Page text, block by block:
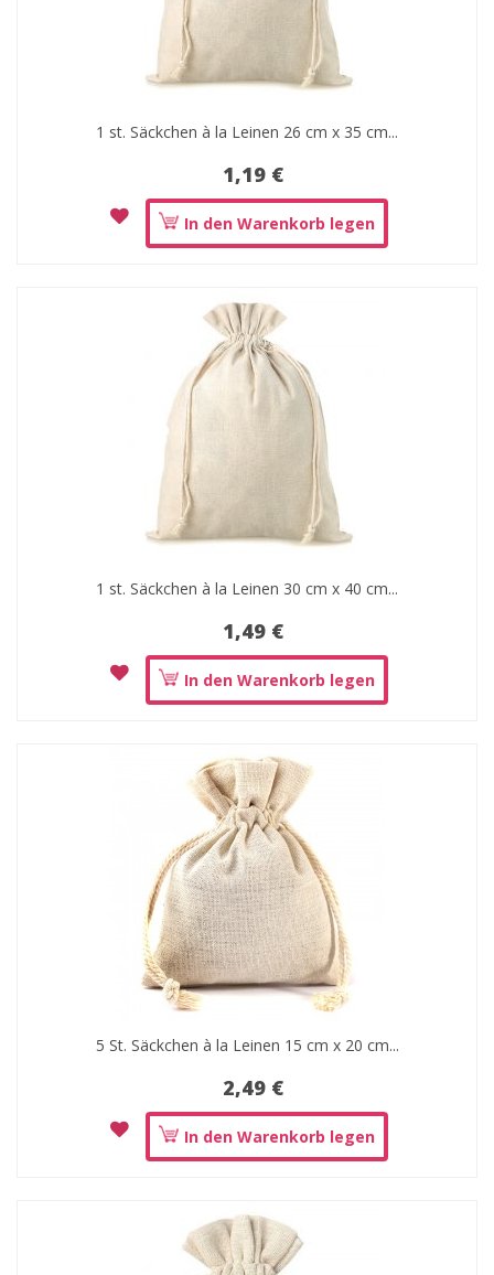
1 st. Säckchen à la Leinen 26 cm x 35 cm...
1,19 €
In den Warenkorb legen
1 st. Säckchen à la Leinen 30 cm x 40 cm...
1,49 €
In den Warenkorb legen
5 St. Säckchen à la Leinen 15 cm x 20 cm...
2,49 €
In den Warenkorb legen